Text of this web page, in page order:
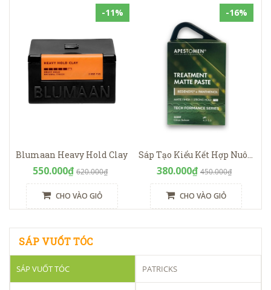
-11%
Blumaan Heavy Hold Clay
550.000₫ 620.000₫
CHO VÀO GIỎ
-16%
Sáp Tạo Kiểu Kết Hợp Nuôi Dưỡng Tóc Apestomen Treatment Matte Paste
380.000₫ 450.000₫
CHO VÀO GIỎ
SÁP VUỐT TÓC
SÁP VUỐT TÓC PATRICKS